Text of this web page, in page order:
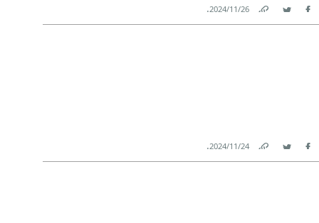
Facebook
Twitter
Link
26‏/11‏/2024
.
Facebook
Twitter
Link
24‏/11‏/2024
.